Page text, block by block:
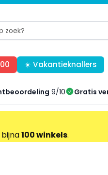
☀️ Vakantieknallers
9/10 Gratis
100 winkels.